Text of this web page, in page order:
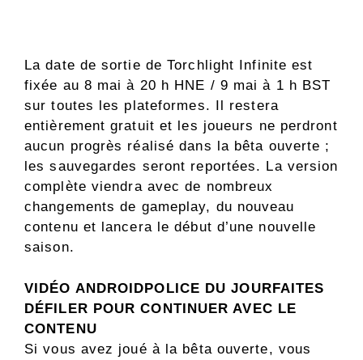
La date de sortie de Torchlight Infinite est
fixée au 8 mai à 20 h HNE / 9 mai à 1 h BST
sur toutes les plateformes. Il restera
entièrement gratuit et les joueurs ne perdront
aucun progrès réalisé dans la bêta ouverte ;
les sauvegardes seront reportées. La version
complète viendra avec de nombreux
changements de gameplay, du nouveau
contenu et lancera le début d’une nouvelle
saison.
VIDÉO ANDROIDPOLICE DU JOURFAITES
DÉFILER POUR CONTINUER AVEC LE
CONTENU
Si vous avez joué à la bêta ouverte, vous